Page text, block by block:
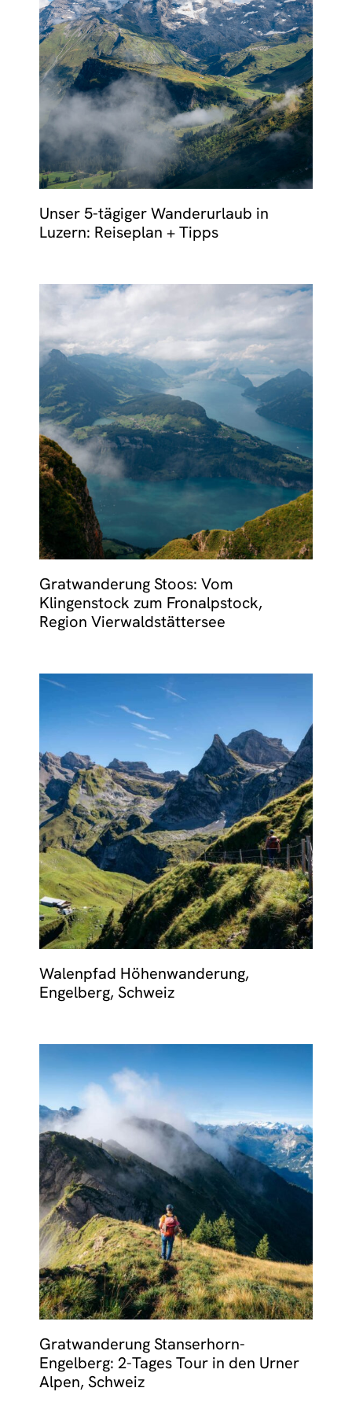
Unser 5-tägiger Wanderurlaub in
Luzern: Reiseplan + Tipps
Gratwanderung Stoos: Vom
Klingenstock zum Fronalpstock,
Region Vierwaldstättersee
Walenpfad Höhenwanderung,
Engelberg, Schweiz
Gratwanderung Stanserhorn-
Engelberg: 2-Tages Tour in den Urner
Alpen, Schweiz